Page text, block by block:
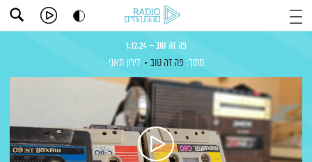
פה זה טוב – 1.12.24
מתוך: פה זה טוב לירון תאני